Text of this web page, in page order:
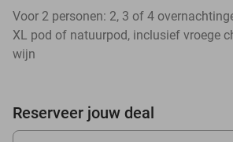
Voor 2 personen: 2, 3 of 4
XL pod of natuurpod, inclusief vroege
wijn
Reserveer jouw deal